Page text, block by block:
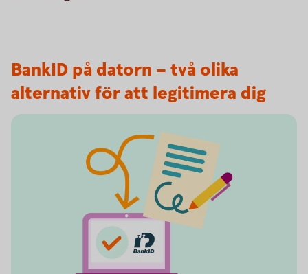
BankID på datorn – två olika
alternativ för att legitimera dig